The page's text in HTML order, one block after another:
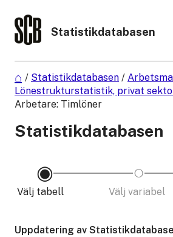
Statistikdatabasen
/ Statistikdatabasen /
Lönestrukturstatistik, privat
Arbetare: Timlöner
Statistikdatabasen
Välj tabell Välj variabel
Uppdatering av